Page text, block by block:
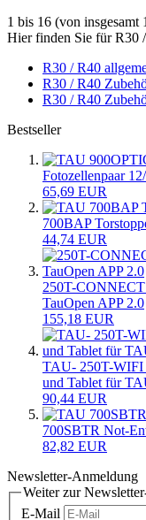
1 bis 16 (von insgesamt
Hier finden Sie für R30
R30 / R40
R30 / R40
R30 / R40
Bestseller
Fotozellenpaar
65,69 EUR
700BAP
44,74 EUR
250T-
TauOpen APP 2.0
155,18 EUR
TAU- 250T-WIFI
und Tablet für
90,44 EUR
700SBTR Not-
82,82 EUR
Newsletter-Anmeldung
Weiter zur
E-Mail